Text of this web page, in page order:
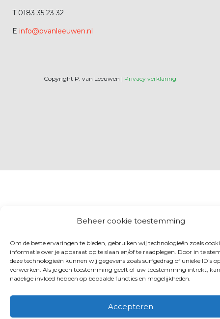
Beheer cookie toestemming
Om de beste ervaringen te bieden, gebruiken wij technologieën zoals
informatie over je apparaat op te slaan en/of te raadplegen. Door in te
deze technologieën kunnen wij gegevens zoals surfgedrag of unieke ID's
verwerken. Als je geen toestemming geeft of uw toestemming intrekt,
nadelige invloed hebben op bepaalde functies en mogelijkheden.
Accepteren
T 0183 35 23 32
E info@pvanleeuwen.nl
Copyright P. van Leeuwen | Privacy verklaring